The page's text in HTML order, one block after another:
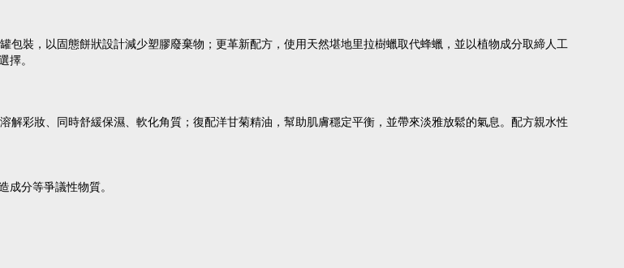
包裝，以固態餅狀設計減少塑膠廢棄物；更革新配方，使用天然堪地里拉樹蠟取代蜂蠟，並以植物成分取締人工
。
彩妝、同時舒緩保濕、軟化角質；復配洋甘菊精油，幫助肌膚穩定平衡，並帶來淡雅放鬆的氣息。配方親水性
分等爭議性物質。